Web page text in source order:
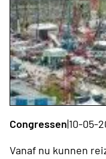
Congressen|10-05-
Vanaf nu kunnen